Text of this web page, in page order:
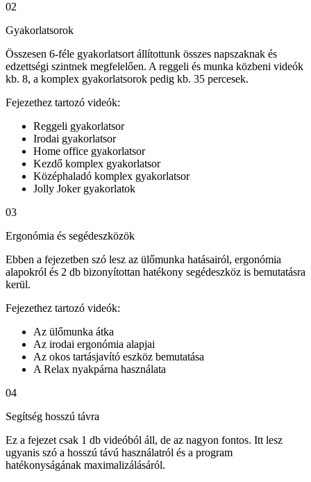
02
Gyakorlatsorok
Összesen 6-féle gyakorlatsort állítottunk összes napszaknak és
edzettségi szintnek megfelelően. A reggeli és munka közbeni videók
kb. 8, a komplex gyakorlatsorok pedig kb. 35 percesek.
Fejezethez tartozó videók:
Reggeli gyakorlatsor
Irodai gyakorlatsor
Home office gyakorlatsor
Kezdő komplex gyakorlatsor
Középhaladó komplex gyakorlatsor
Jolly Joker gyakorlatok
03
Ergonómia és segédeszközök
Ebben a fejezetben szó lesz az ülőmunka hatásairól, ergonómia
alapokról és 2 db bizonyítottan hatékony segédeszköz is bemutatásra
kerül.
Fejezethez tartozó videók:
Az ülőmunka átka
Az irodai ergonómia alapjai
Az okos tartásjavító eszköz bemutatása
A Relax nyakpárna használata
04
Segítség hosszú távra
Ez a fejezet csak 1 db videóból áll, de az nagyon fontos. Itt lesz
ugyanis szó a hosszú távú használatról és a program
hatékonyságának maximalizálásáról.